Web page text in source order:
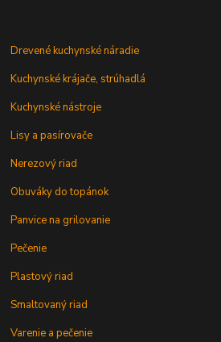
Drevené kuchynské náradie
Kuchynské krájače, strúhadlá
Kuchynské nástroje
Lisy a pasírovače
Nerezový riad
Obuváky do topánok
Panvice na grilovanie
Pečenie
Plastový riad
Smaltovaný riad
Varenie a pečenie